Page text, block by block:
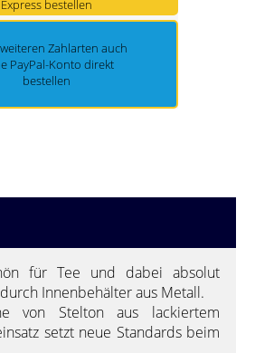
für Tee und dabei absolut
Innenbehälter aus Metall.
von Stelton aus lackiertem
setzt neue Standards beim